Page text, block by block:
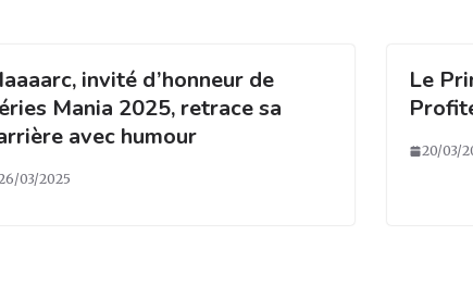
invité d’honneur de
Mania 2025, retrace sa
avec humour
03/2025
Le
20/03/